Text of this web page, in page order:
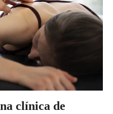
clínica de